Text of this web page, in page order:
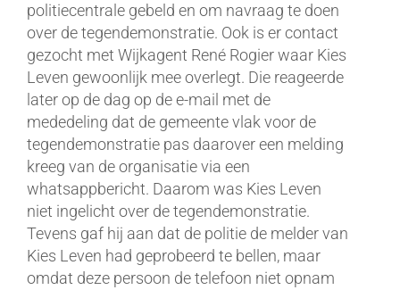
politiecentrale gebeld en om navraag te doen
over de tegendemonstratie. Ook is er contact
gezocht met Wijkagent René Rogier waar Kies
Leven gewoonlijk mee overlegt. Die reageerde
later op de dag op de e-mail met de
mededeling dat de gemeente vlak voor de
tegendemonstratie pas daarover een melding
kreeg van de organisatie via een
whatsappbericht. Daarom was Kies Leven
niet ingelicht over de tegendemonstratie.
Tevens gaf hij aan dat de politie de melder van
Kies Leven had geprobeerd te bellen, maar
omdat deze persoon de telefoon niet opnam